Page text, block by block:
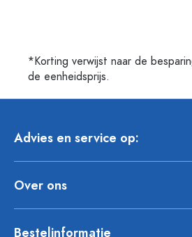
*Korting verwijst naar de
de eenheidsprijs.
Advies en service op:
Over ons
Bestelinformatie